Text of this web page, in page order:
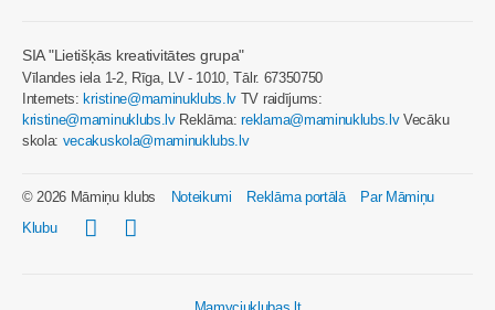
SIA "Lietišķās kreativitātes grupa"
Vīlandes iela 1-2, Rīga, LV - 1010, Tālr. 67350750
Internets: kristine@maminuklubs.lv TV raidījums:
kristine@maminuklubs.lvReklāma:reklama@maminuklubs.lvVecāku
skola: vecakuskola@maminuklubs.lv
© 2026 Māmiņu klubs Noteikumi Reklāma portālā
Par Māmiņu
Klubu